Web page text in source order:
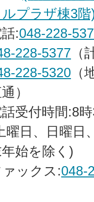
ルプラザ棟3階
:048-228-
228-5377 （
228-5320 （
）
話受付時間:8
曜日、日曜日
始を除く)
ァックス:048-